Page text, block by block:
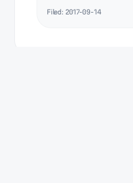
Filed: 2017-09-14